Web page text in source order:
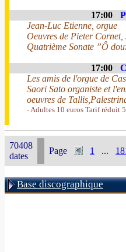
17:00
Jean-Luc Etienne, orgue
Oeuvres de Pieter Cornet,
Quatrième Sonate ”Ô
17:00
Les amis de l'orgue de
Saori Sato organiste et
oeuvres de
- Adultes 10 euros Tarif réduit
70408
dates
Page 1 ...
Base discographique